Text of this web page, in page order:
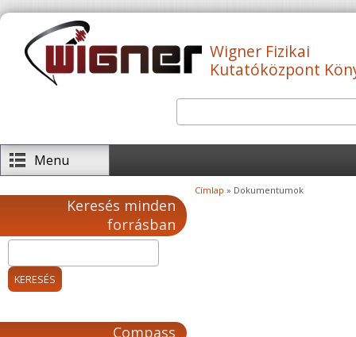
Ugrás a tartalomra
Wigner Fizikai
Kutatóközpont
Keresés űrlap
Menu
Keresés minden
forrásban
Compass
Jelenlegi hely
Címlap » Dokumentumok